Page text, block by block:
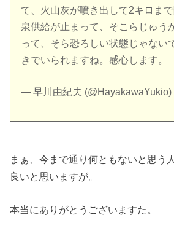
て、火山灰が噴き出して2キロま
泉供給が止まって、そこらじゅう
って、そら恐ろしい状態じゃない
きでいられますね。感心します。
— 早川由紀夫 (@HayakawaYukio)
まぁ、今まで通り何ともないと思う
良いと思いますが。
本当にありがとうございますた。